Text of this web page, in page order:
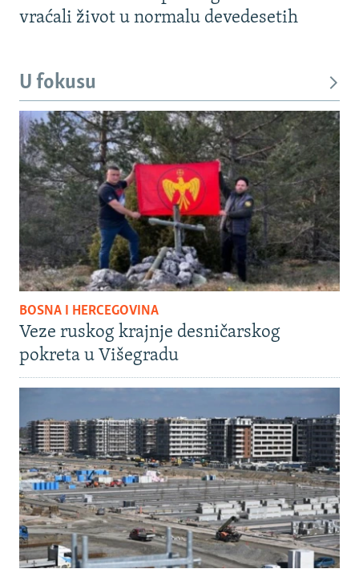
vraćali život u normalu devedesetih
U fokusu
BOSNA I HERCEGOVINA
Veze ruskog krajnje desničarskog
pokreta u Višegradu